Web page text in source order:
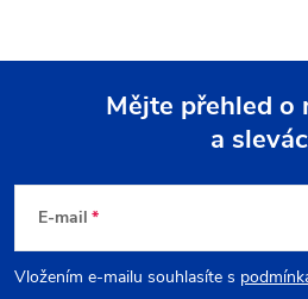
p
Mějte přehled o
a
E-mail
Vložením e-mailu souhlasíte s